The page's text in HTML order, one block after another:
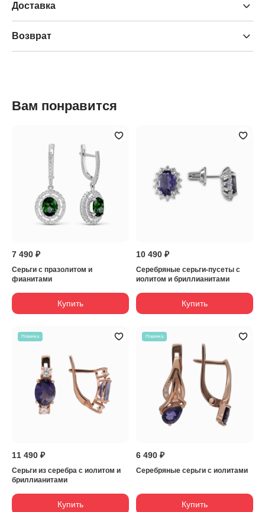
Доставка
Возврат
Вам понравится
7 490 ₽
Серьги с празолитом и
фианитами
Купить
10 490 ₽
Серебряные серьги-пусеты с
иолитом и бриллианитами
Купить
Новинка
11 490 ₽
Серьги из серебра с иолитом и
бриллианитами
Купить
Новинка
6 490 ₽
Серебряные серьги с иолитами
Купить